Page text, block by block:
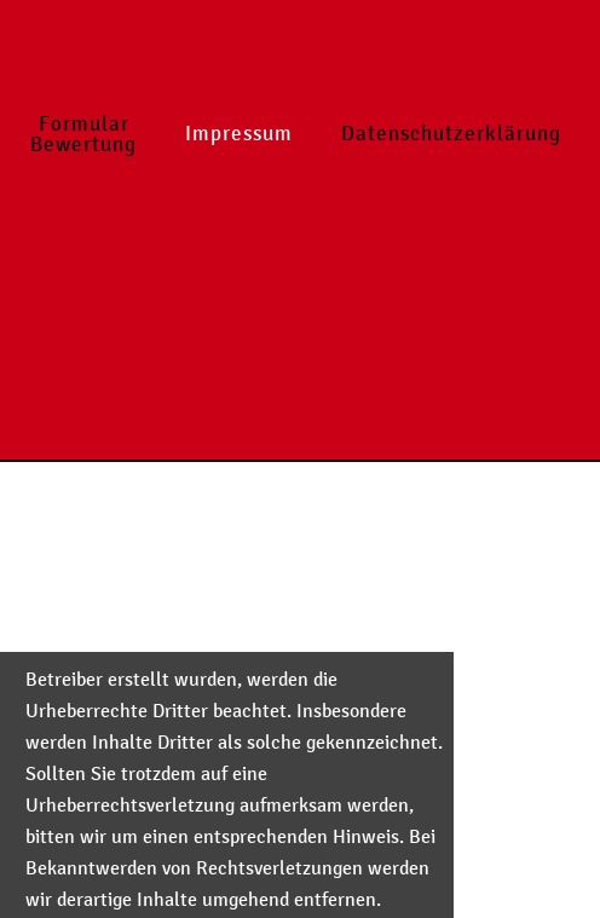
Formular
Bewertung
Impressum Datenschutzerklärung
Betreiber erstellt wurden, werden die
Urheberrechte Dritter beachtet. Insbesondere
werden Inhalte Dritter als solche gekennzeichnet.
Sollten Sie trotzdem auf eine
Urheberrechtsverletzung aufmerksam werden,
bitten wir um einen entsprechenden Hinweis. Bei
Bekanntwerden von Rechtsverletzungen werden
wir derartige Inhalte umgehend entfernen.